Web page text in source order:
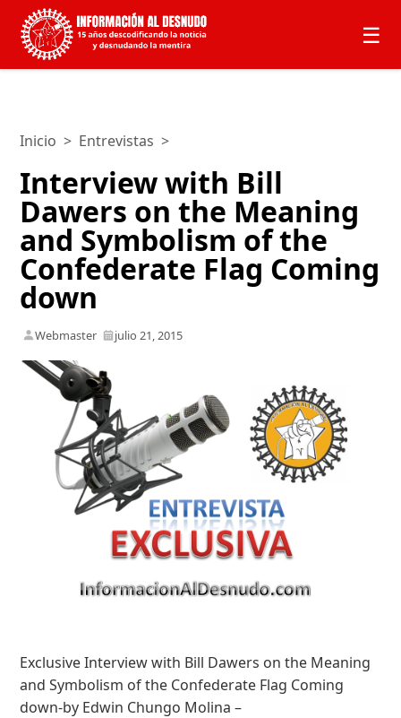
☰
Inicio > Entrevistas >
Interview with Bill
Dawers on the Meaning
and Symbolism of the
Confederate Flag Coming
down
Webmaster julio 21, 2015
Exclusive Interview with Bill Dawers on the Meaning
and Symbolism of the Confederate Flag Coming
down-by Edwin Chungo Molina –